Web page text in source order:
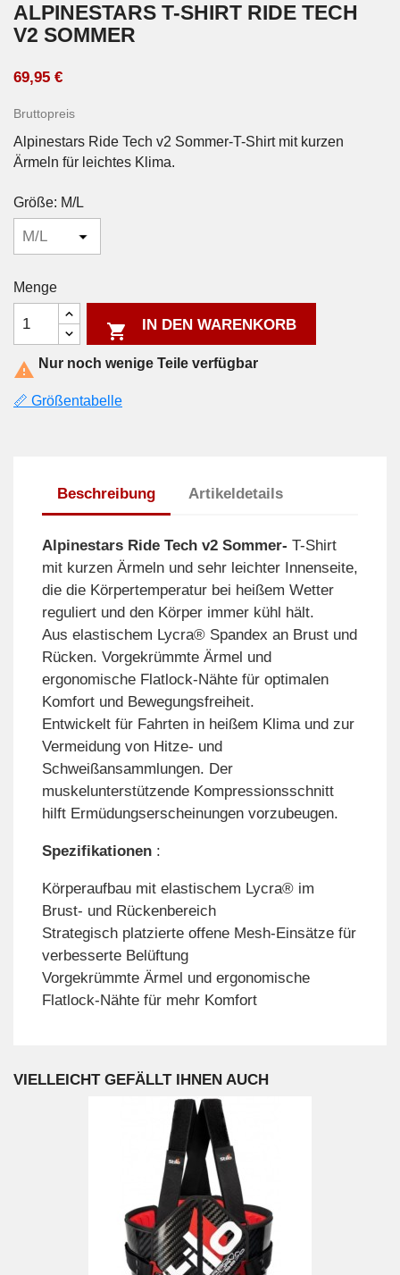
ALPINESTARS T-SHIRT RIDE TECH
V2 SOMMER
69,95 €
Bruttopreis
Alpinestars Ride Tech v2 Sommer-T-Shirt mit kurzen
Ärmeln für leichtes Klima.
Größe: M/L
Menge
 IN DEN WARENKORB
 Nur noch wenige Teile verfügbar
📏 Größentabelle
Beschreibung Artikeldetails
Alpinestars Ride Tech v2 Sommer- T-Shirt
mit kurzen Ärmeln und sehr leichter Innenseite,
die die Körpertemperatur bei heißem Wetter
reguliert und den Körper immer kühl hält.
Aus elastischem Lycra® Spandex an Brust und
Rücken. Vorgekrümmte Ärmel und
ergonomische Flatlock-Nähte für optimalen
Komfort und Bewegungsfreiheit.
Entwickelt für Fahrten in heißem Klima und zur
Vermeidung von Hitze- und
Schweißansammlungen. Der
muskelunterstützende Kompressionsschnitt
hilft Ermüdungserscheinungen vorzubeugen.
Spezifikationen:
Körperaufbau mit elastischem Lycra® im
Brust- und Rückenbereich
Strategisch platzierte offene Mesh-Einsätze für
verbesserte Belüftung
Vorgekrümmte Ärmel und ergonomische
Flatlock-Nähte für mehr Komfort
VIELLEICHT GEFÄLLT IHNEN AUCH